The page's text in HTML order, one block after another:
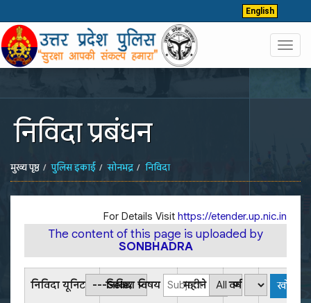
English
निविदा प्रबंधन
मुख्य पृष्ठ पुलिस इकाई सोनभद्र निविदा
For Details Visit https://etender.up.nic.in
The content of this page is uploaded by
SONBHADRA
निविदा यूनिट निविदा विषय महीने वर्ष